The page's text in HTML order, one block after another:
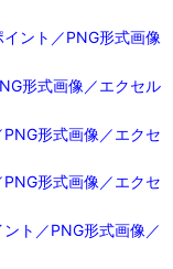
ント／PNG形式画像
形式画像／エクセル
形式画像／エクセ
形式画像／エクセ
ト／PNG形式画像／